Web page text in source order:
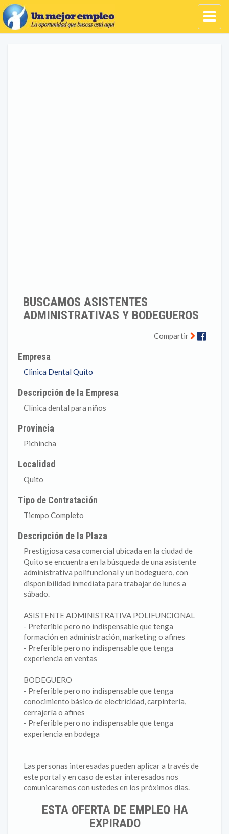
BUSCAMOS ASISTENTES
ADMINISTRATIVAS Y BODEGUEROS
Compartir
Empresa
Clinica Dental Quito
Descripción de la Empresa
Clínica dental para niños
Provincia
Pichincha
Localidad
Quito
Tipo de Contratación
Tiempo Completo
Descripción de la Plaza
Prestigiosa casa comercial ubicada en la ciudad de
Quito se encuentra en la búsqueda de una asistente
administrativa polifuncional y un bodeguero, con
disponibilidad inmediata para trabajar de lunes a
sábado.
ASISTENTE ADMINISTRATIVA POLIFUNCIONAL
- Preferible pero no indispensable que tenga
formación en administración, marketing o afines
- Preferible pero no indispensable que tenga
experiencia en ventas
BODEGUERO
- Preferible pero no indispensable que tenga
conocimiento básico de electricidad, carpintería,
cerrajería o afines
- Preferible pero no indispensable que tenga
experiencia en bodega
Las personas interesadas pueden aplicar a través de
este portal y en caso de estar interesados nos
comunicaremos con ustedes en los próximos días.
ESTA OFERTA DE EMPLEO HA
EXPIRADO